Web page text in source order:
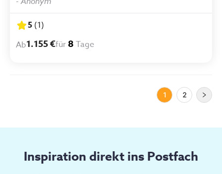
genau das."
5 (1)
Ab1.155 €für 8 Tage
1 2
Inspiration direkt ins Postfach